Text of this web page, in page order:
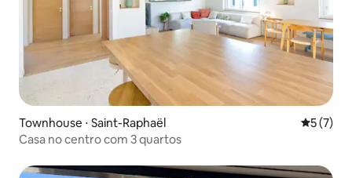
Townhouse ⋅ Saint-Raphaël 5 de
5 (7)
Casa no centro com 3 quartos